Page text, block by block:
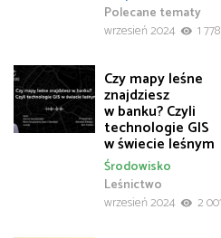
Polecane tematy
wrzesień 2024
1 778
Czy mapy leśne
znajdziesz
w banku? Czyli
technologie GIS
w świecie leśnym
Leśnictwo
Środowisko
wrzesień 2024
2 001